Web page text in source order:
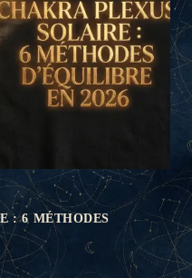
: 6 MÉTHODES